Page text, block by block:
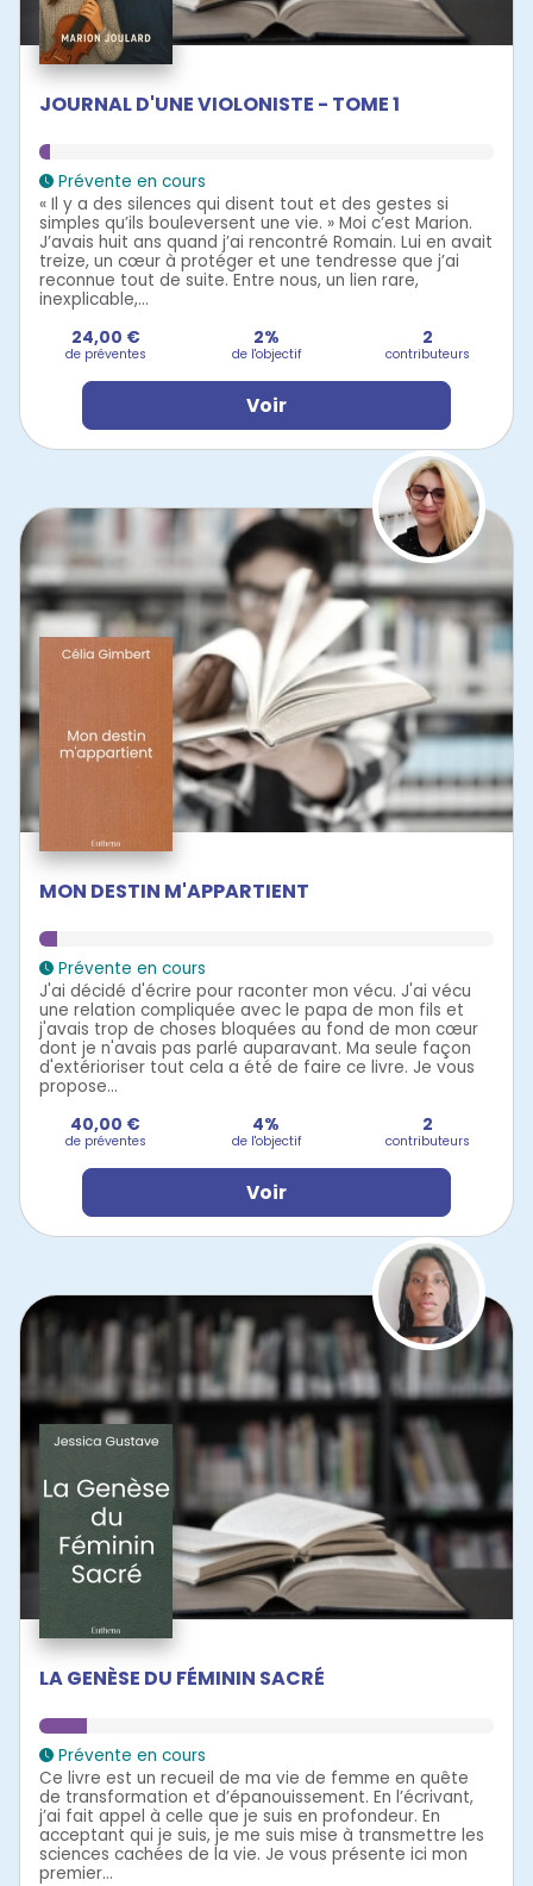
JOURNAL D'UNE VIOLONISTE - TOME 1
Prévente en cours
« Il y a des silences qui disent tout et des gestes si
simples qu’ils bouleversent une vie. » Moi c’est Marion.
J’avais huit ans quand j’ai rencontré Romain. Lui en avait
treize, un cœur à protéger et une tendresse que j’ai
reconnue tout de suite. Entre nous, un lien rare,
inexplicable,...
24,00 €
de préventes
2%
de l'objectif
2
contributeurs
Voir
MON DESTIN M'APPARTIENT
Prévente en cours
J'ai décidé d'écrire pour raconter mon vécu. J'ai vécu
une relation compliquée avec le papa de mon fils et
j'avais trop de choses bloquées au fond de mon cœur
dont je n'avais pas parlé auparavant. Ma seule façon
d'extérioriser tout cela a été de faire ce livre. Je vous
propose...
40,00 €
de préventes
4%
de l'objectif
2
contributeurs
Voir
LA GENÈSE DU FÉMININ SACRÉ
Prévente en cours
Ce livre est un recueil de ma vie de femme en quête
de transformation et d’épanouissement. En l’écrivant,
j’ai fait appel à celle que je suis en profondeur. En
acceptant qui je suis, je me suis mise à transmettre les
sciences cachées de la vie. Je vous présente ici mon
premier...